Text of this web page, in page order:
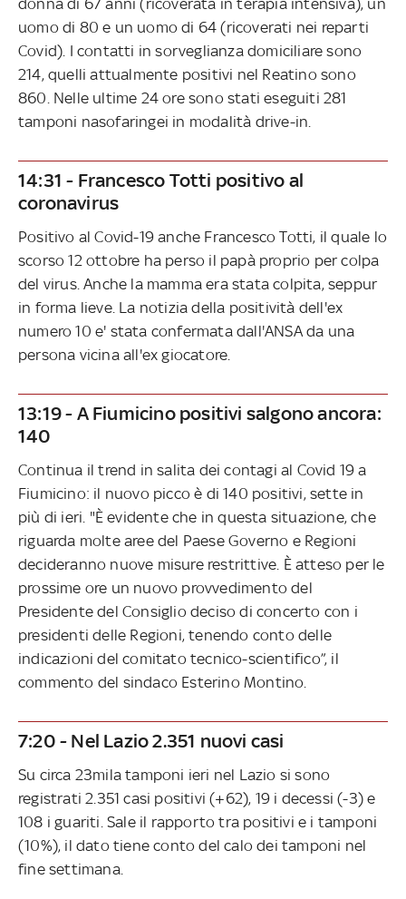
uomo di 80 e un uomo di 64 (ricoverati nei reparti
Covid). I contatti in sorveglianza domiciliare sono
214, quelli attualmente positivi nel Reatino sono
860. Nelle ultime 24 ore sono stati eseguiti 281
tamponi nasofaringei in modalità drive-in.
14:31 - Francesco Totti positivo al
coronavirus
Positivo al Covid-19 anche Francesco Totti, il quale lo
scorso 12 ottobre ha perso il papà proprio per colpa
del virus. Anche la mamma era stata colpita, seppur
in forma lieve. La notizia della positività dell'ex
numero 10 e' stata confermata dall'ANSA da una
persona vicina all'ex giocatore.
13:19 - A Fiumicino positivi salgono ancora:
140
Continua il trend in salita dei contagi al Covid 19 a
Fiumicino: il nuovo picco è di 140 positivi, sette in
più di ieri. "È evidente che in questa situazione, che
riguarda molte aree del Paese Governo e Regioni
decideranno nuove misure restrittive. È atteso per le
prossime ore un nuovo provvedimento del
Presidente del Consiglio deciso di concerto con i
presidenti delle Regioni, tenendo conto delle
indicazioni del comitato tecnico-scientifico”, il
commento del sindaco Esterino Montino.
7:20 - Nel Lazio 2.351 nuovi casi
Su circa 23mila tamponi ieri nel Lazio si sono
registrati 2.351 casi positivi (+62), 19 i decessi (-3) e
108 i guariti. Sale il rapporto tra positivi e i tamponi
(10%), il dato tiene conto del calo dei tamponi nel
fine settimana.